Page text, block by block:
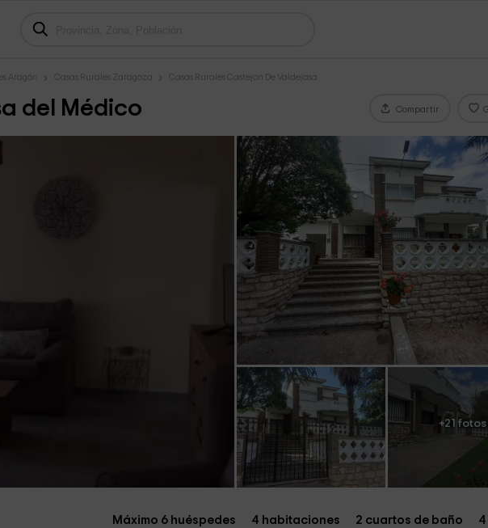
Aragón Casas Rurales Zaragoza Casas Rurales Castejon De Valdejasa
del Médico Compartir
+21 fotos
Máximo 6 huéspedes 4 habitaciones 2 cuartos de baño